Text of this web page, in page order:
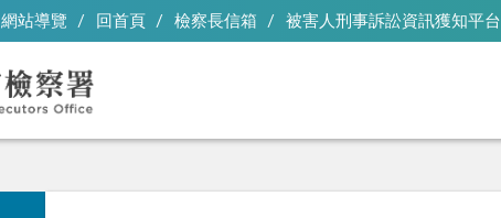
網站導覽 回首頁 檢察長信箱 被害人刑事訴訟資訊獲知平台